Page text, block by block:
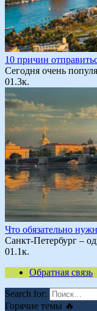
10 причин
Сегодня очень
01.3к.
Что обязательно
Санкт-Петербург –
01.1к.
Обратная связь
Search for:
Горячие темы 🔥